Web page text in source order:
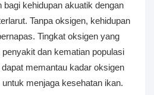
bagi kehidupan akuatik dengan
Tanpa oksigen, kehidupan
Tingkat oksigen yang
dan kematian populasi
memantau kadar oksigen
menjaga kesehatan ikan.